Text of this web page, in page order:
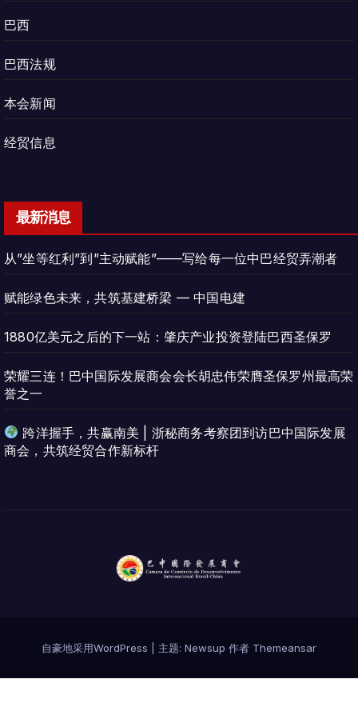
巴西
巴西法规
本会新闻
经贸信息
最新消息
从”坐等红利”到”主动赋能”——写给每一位中巴经贸弄潮者
赋能绿色未来，共筑基建桥梁 — 中国电建
1880亿美元之后的下一站：肇庆产业投资登陆巴西圣保罗
荣耀三连！巴中国际发展商会会长胡忠伟荣膺圣保罗州最高荣
誉之一
跨洋握手，共赢南美 | 浙秘商务考察团到访巴中国际发展
商会，共筑经贸合作新标杆
自豪地采用WordPress 主题: Newsup 作者 Themeansar